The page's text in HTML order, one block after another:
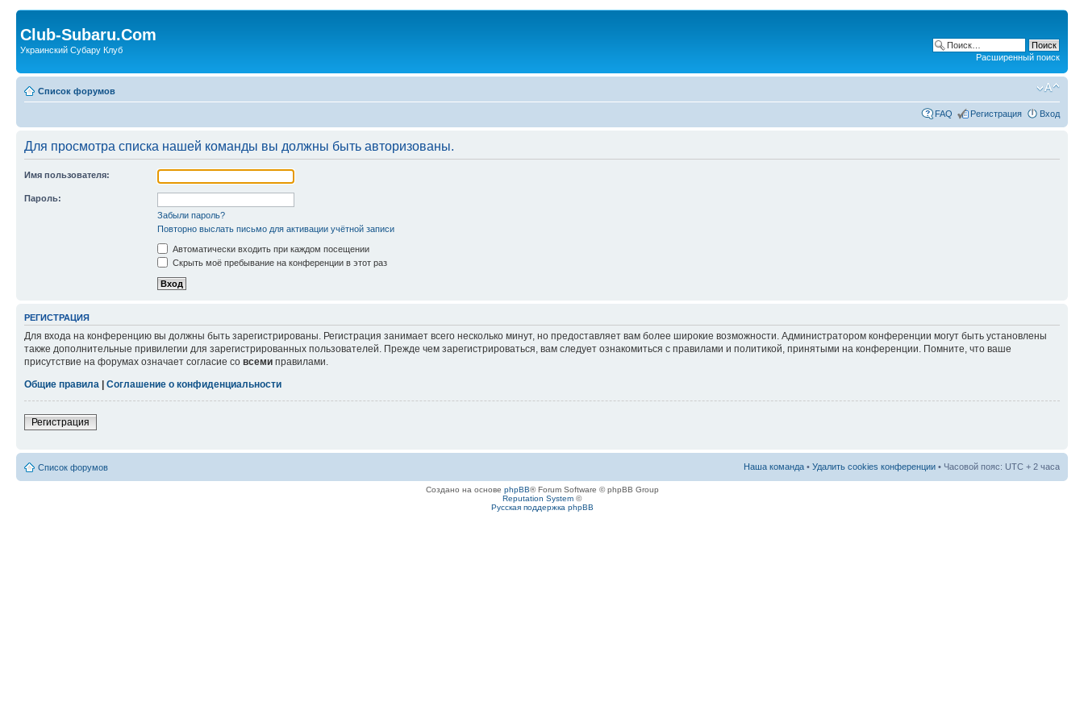
Club-Subaru.Com
Украинский Субару Клуб
Расширенный поиск
Список форумов
FAQ Регистрация Вход
Для просмотра списка нашей команды вы должны быть авторизованы.
Имя пользователя:
Пароль:
Забыли пароль?
Повторно выслать письмо для активации учётной записи
Автоматически входить при каждом посещении
Скрыть моё пребывание на конференции в этот раз
РЕГИСТРАЦИЯ
Для входа на конференцию вы должны быть зарегистрированы. Регистрация занимает всего несколько минут, но предоставляет вам более широкие возможности. Администратором конференции могут быть установлены
также дополнительные привилегии для зарегистрированных пользователей. Прежде чем зарегистрироваться, вам следует ознакомиться с правилами и политикой, принятыми на конференции. Помните, что ваше
присутствие на форумах означает согласие со всеми правилами.
Общие правила
Соглашение о конфиденциальности
Регистрация
Список форумов Наша команда • Удалить cookies конференции • Часовой пояс: UTC + 2 часа
Создано на основе phpBB® Forum Software © phpBB Group
Reputation System ©
Русская поддержка phpBB